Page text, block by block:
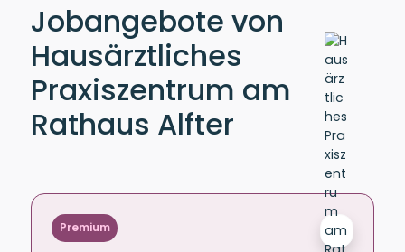
Jobangebote von
Hausärztliches
Praxiszentrum am
Rathaus Alfter
Premium